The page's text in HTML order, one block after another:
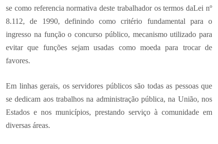
se como referencia normativa deste trabalhador os termos daLei nº
8.112, de 1990, definindo como critério fundamental para o
ingresso na função o concurso público, mecanismo utilizado para
evitar que funções sejam usadas como moeda para trocar de
favores.
Em linhas gerais, os servidores públicos são todas as pessoas que
se dedicam aos trabalhos na administração pública, na União, nos
Estados e nos municípios, prestando serviço à comunidade em
diversas áreas.